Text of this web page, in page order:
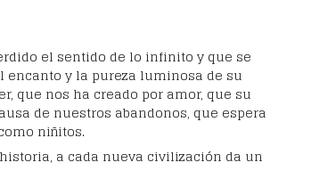
el sentido de lo infinito y que se
encanto y la pureza luminosa de su
que nos ha creado por amor, que su
de nuestros abandonos, que espera
niñitos.
a cada nueva civilización da un